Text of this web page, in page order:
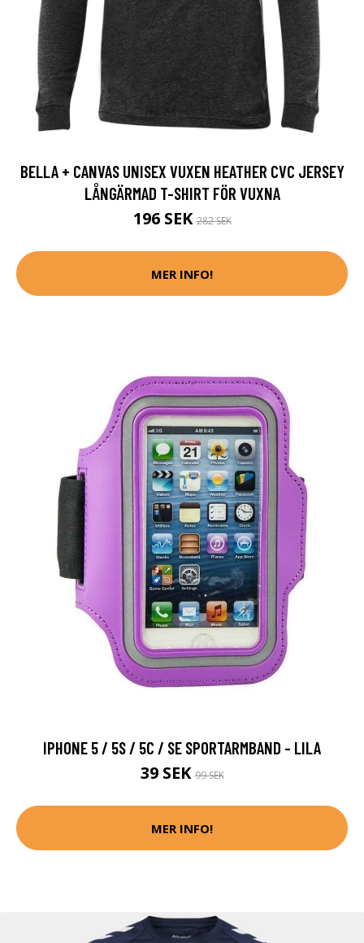
BELLA + CANVAS UNISEX VUXEN HEATHER CVC JERSEY
LÅNGÄRMAD T-SHIRT FÖR VUXNA
196 SEK282 SEK
MER INFO!
IPHONE 5 / 5S / 5C / SE SPORTARMBAND - LILA
39 SEK99 SEK
MER INFO!